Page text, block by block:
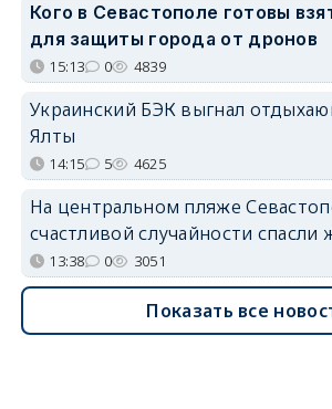
Кого в Севастополе готовы
для защиты города от дронов
15:13 0 4839
Украинский БЭК выгнал
Ялты
14:15 5 4625
На центральном пляже
счастливой случайности
13:38 0 3051
Показать все